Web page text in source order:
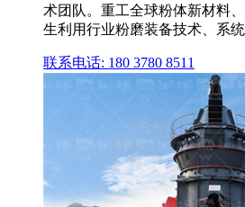
术团队。重工全球粉体新材料
生利用行业粉磨装备技术、系
联系电话: 180 3780 8511